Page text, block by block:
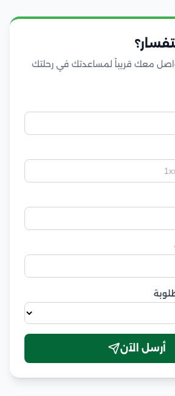
معك قريباً لمساعدتك في رحلتك
أرسل الآن